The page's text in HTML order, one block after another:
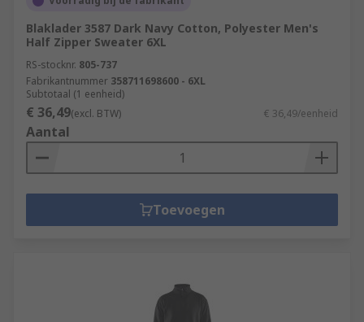
Blaklader 3587 Dark Navy Cotton, Polyester Men's
Half Zipper Sweater 6XL
RS-stocknr. 805-737
Fabrikantnummer 358711698600 - 6XL
Subtotaal (1 eenheid)
€ 36,49(excl. BTW) € 36,49/eenheid
Aantal
Toevoegen